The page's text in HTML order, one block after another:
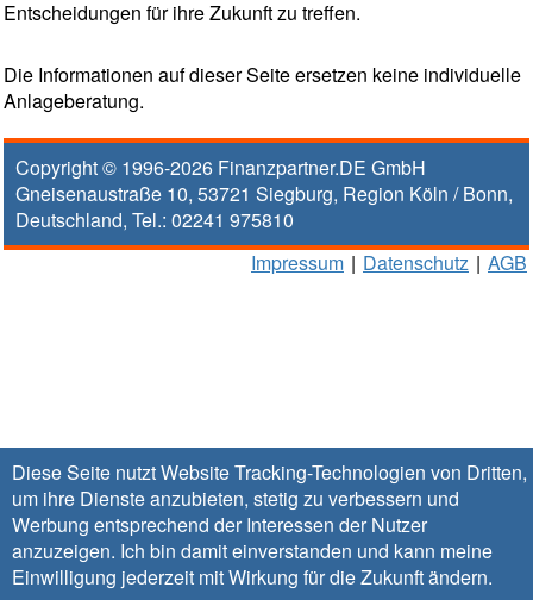
Diese Seite nutzt Website Tracking-Technologien von Dritten,
um ihre Dienste anzubieten, stetig zu verbessern und
Werbung entsprechend der Interessen der Nutzer
anzuzeigen. Ich bin damit einverstanden und kann meine
Einwilligung jederzeit mit Wirkung für die Zukunftändern.
Entscheidungen für ihre Zukunft zu treffen.
Die Informationen auf dieser Seite ersetzen keine individuelle
Anlageberatung.
Copyright © 1996-2026 Finanzpartner.DE GmbH
Gneisenaustraße 10, 53721 Siegburg, Region Köln / Bonn,
Deutschland, Tel.: 02241 975810
Impressum | Datenschutz | AGB